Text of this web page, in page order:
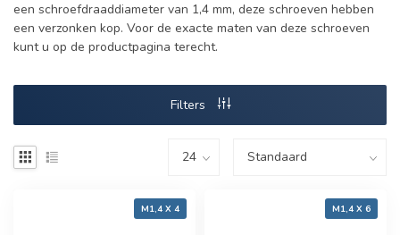
een schroefdraaddiameter van 1,4 mm, deze schroeven hebben
een verzonken kop. Voor de exacte maten van deze schroeven
kunt u op de productpagina terecht.
Filters
M1,4 X 4 M1,4 X 6